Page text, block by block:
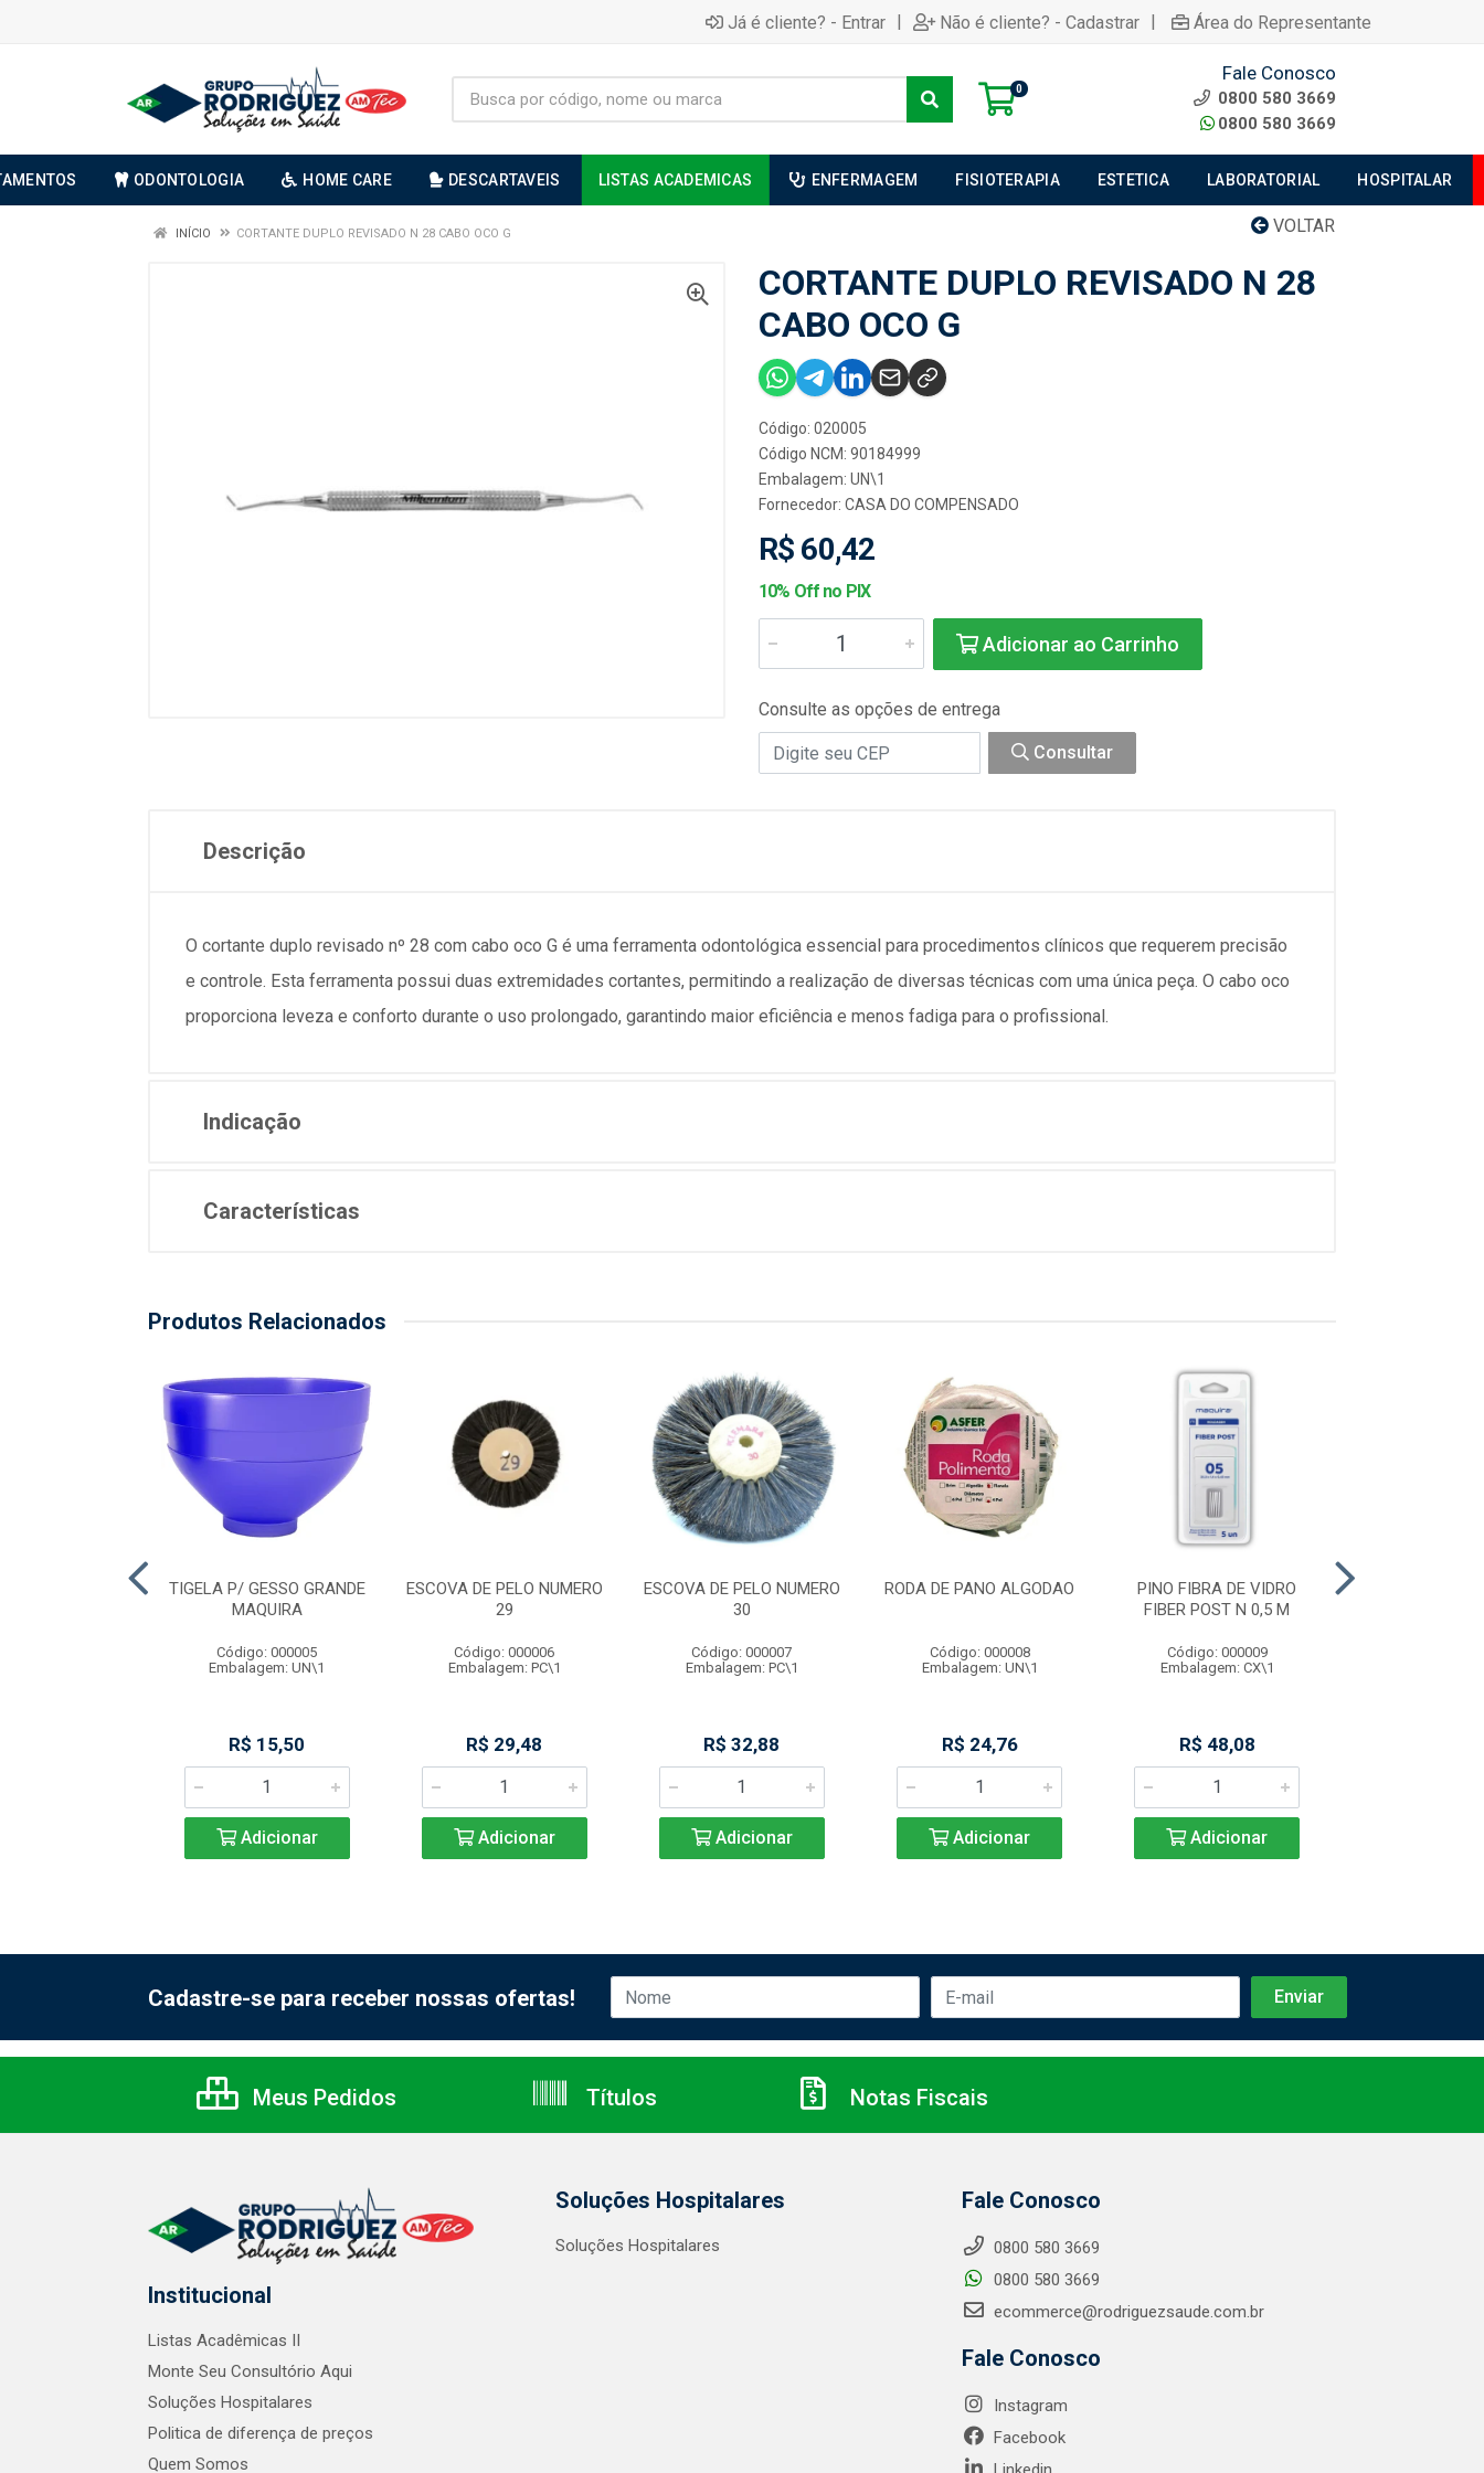
Já é cliente? - Entrar | Não é cliente? - Cadastrar | Área do Representante
0
Fale Conosco
0800 580 3669
0800 580 3669
ODONTOLOGIA HOME CARE DESCARTAVEIS LISTAS ACADEMICAS ENFERMAGEM FISIOTERAPIA ESTETICA LABORATORIAL HOSPITALAR
VOLTAR
INÍCIO CORTANTE DUPLO REVISADO N 28 CABO OCO G
CORTANTE DUPLO REVISADO N 28
CABO OCO G
Código: 020005
Código NCM: 90184999
Embalagem: UN\1
Fornecedor: CASA DO COMPENSADO
R$ 60,42
10% Off no PIX
Adicionar ao Carrinho
Consulte as opções de entrega
Consultar
Descrição
O cortante duplo revisado nº 28 com cabo oco G é uma ferramenta odontológica essencial para procedimentos clínicos que requerem precisão
e controle. Esta ferramenta possui duas extremidades cortantes, permitindo a realização de diversas técnicas com uma única peça. O cabo oco
proporciona leveza e conforto durante o uso prolongado, garantindo maior eficiência e menos fadiga para o profissional.
Indicação
Características
Produtos Relacionados
TIGELA P/ GESSO GRANDE
MAQUIRA
Código: 000005
Embalagem: UN\1
R$ 15,50
Adicionar
ESCOVA DE PELO NUMERO
29
Código: 000006
Embalagem: PC\1
R$ 29,48
Adicionar
ESCOVA DE PELO NUMERO
30
Código: 000007
Embalagem: PC\1
R$ 32,88
Adicionar
RODA DE PANO ALGODAO
Código: 000008
Embalagem: UN\1
R$ 24,76
Adicionar
PINO FIBRA DE VIDRO
FIBER POST N 0,5 M
Código: 000009
Embalagem: CX\1
R$ 48,08
Adicionar
Cadastre-se para receber nossas ofertas!
Meus Pedidos Títulos Notas Fiscais
Institucional
Listas Acadêmicas II
Monte Seu Consultório Aqui
Soluções Hospitalares
Politica de diferença de preços
Quem Somos
Soluções Hospitalares
Soluções Hospitalares
Fale Conosco
0800 580 3669
0800 580 3669
ecommerce@rodriguezsaude.com.br
Fale Conosco
Instagram
Facebook